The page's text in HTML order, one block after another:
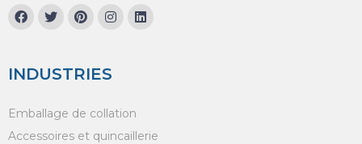
INDUSTRIES
Emballage de collation
Accessoires et quincaillerie